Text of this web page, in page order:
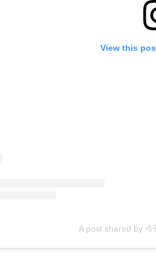
View this
A post shared by